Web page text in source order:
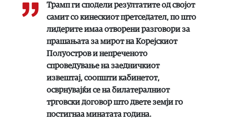
Трамп ги сподели резултатите од својот
самит со кинескиот претседател, по што
лидерите имаа отворени разговори за
прашањата за мирот на Корејскиот
Полуостров и непреченото
спроведување на заедничкиот
извештај, соопшти кабинетот,
осврнувајќи се на билатералниот
трговски договор што двете земји го
постигнаа минатата година.